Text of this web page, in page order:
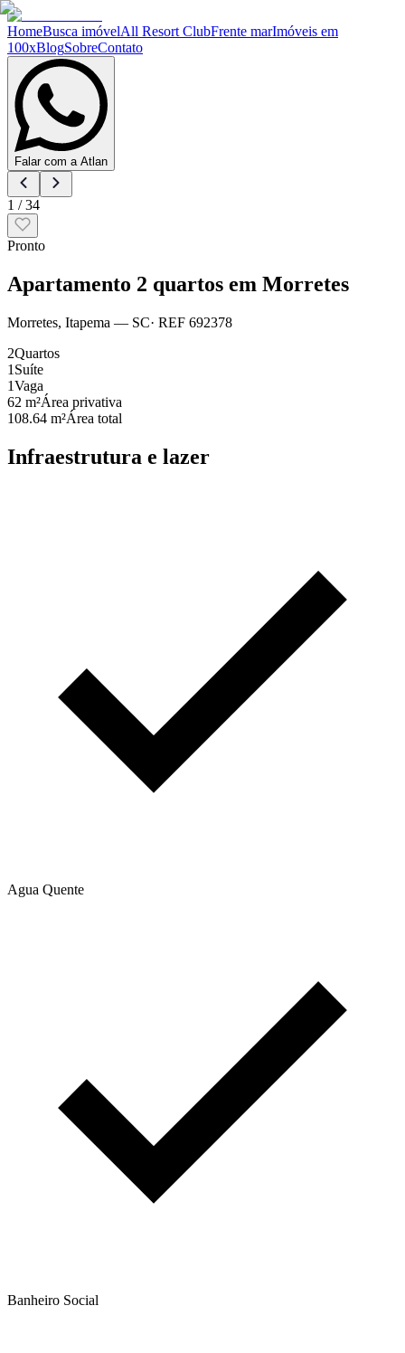
HomeBusca imóvelAll Resort ClubFrente marImóveis em
100xBlogSobreContato
Falar com a Atlan
1 /34
Pronto
Apartamento 2 quartos em Morretes
Morretes, Itapema — SC· REF 692378
2Quartos
1 Suíte
1Vaga
62 m²Área privativa
108.64 m²Área total
Infraestrutura e lazer
Agua Quente
Banheiro Social